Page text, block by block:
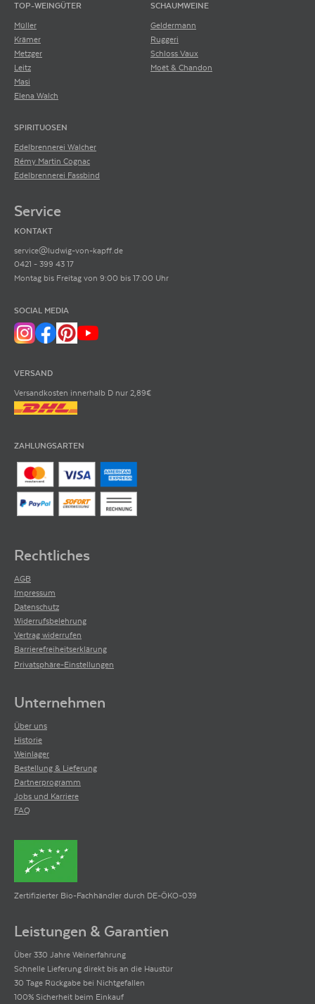
TOP-WEINGÜTER
Müller
Krämer
Metzger
Leitz
Masi
Elena Walch
SCHAUMWEINE
Geldermann
Ruggeri
Schloss Vaux
Moët & Chandon
SPIRITUOSEN
Edelbrennerei Walcher
Rémy Martin Cognac
Edelbrennerei Fassbind
Service
KONTAKT
service@ludwig-von-kapff.de
0421 - 399 43 17
Montag bis Freitag von 9:00 bis 17:00 Uhr
SOCIAL MEDIA
VERSAND
Versandkosten innerhalb D nur 2,89€
ZAHLUNGSARTEN
Rechtliches
AGB
Impressum
Datenschutz
Widerrufsbelehrung
Vertrag widerrufen
Barrierefreiheitserklärung
Privatsphäre-Einstellungen
Unternehmen
Über uns
Historie
Weinlager
Bestellung & Lieferung
Partnerprogramm
Jobs und Karriere
FAQ
Zertifizierter Bio-Fachhändler durch DE-ÖKO-039
Leistungen & Garantien
Über 330 Jahre Weinerfahrung
Schnelle Lieferung direkt bis an die Haustür
30 Tage Rückgabe bei Nichtgefallen
100% Sicherheit beim Einkauf